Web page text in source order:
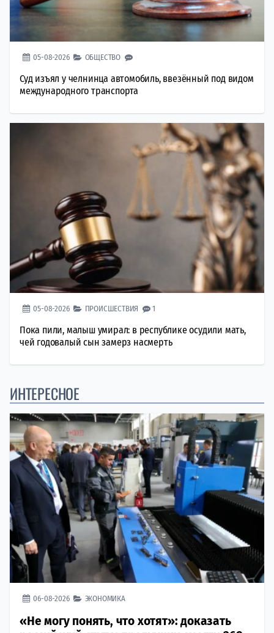
05-08-2026 ОБЩЕСТВО
Суд изъял у челнинца автомобиль, ввезённый под видом
международного транспорта
05-08-2026 ПРОИСШЕСТВИЯ 1
Пока пили, малыш умирал: в республике осудили мать,
чей годовалый сын замерз насмерть
ИНТЕРЕСНОЕ
06-08-2026 ЭКОНОМИКА
«Не могу понять, что хотят»: доказать